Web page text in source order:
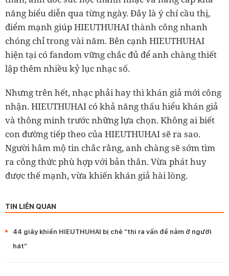
năng biểu diễn qua từng ngày. Đây là ý chí cầu thị,
điểm mạnh giúp HIEUTHUHAI thành công nhanh
chóng chỉ trong vài năm. Bên cạnh HIEUTHUHAI
hiện tại có fandom vững chắc đủ để anh chàng thiết
lập thêm nhiều kỷ lục nhạc số.
Nhưng trên hết, nhạc phải hay thì khán giả mới công
nhận. HIEUTHUHAI có khả năng thấu hiểu khán giả
và thông minh trước những lựa chọn. Không ai biết
con đường tiếp theo của HIEUTHUHAI sẽ ra sao.
Người hâm mộ tin chắc rằng, anh chàng sẽ sớm tìm
ra công thức phù hợp với bản thân. Vừa phát huy
được thế mạnh, vừa khiến khán giả hài lòng.
TIN LIÊN QUAN
44 giây khiến HIEUTHUHAI bị chê “thì ra vấn đề nằm ở người
hát”